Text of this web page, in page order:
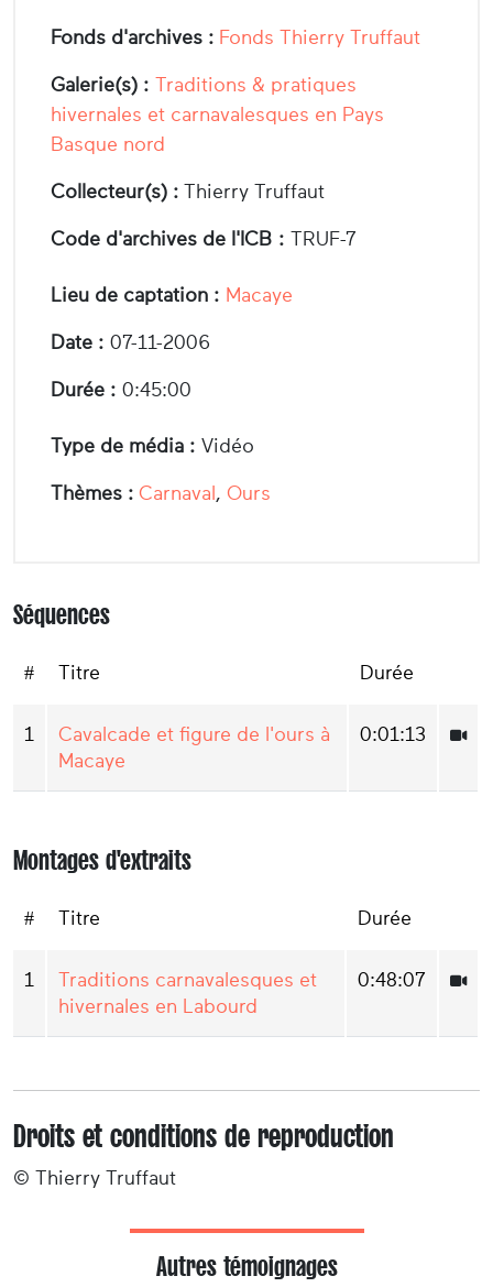
Fonds d'archives : Fonds Thierry Truffaut
Galerie(s) : Traditions & pratiques
hivernales et carnavalesques en Pays
Basque nord
Collecteur(s) : Thierry Truffaut
Code d'archives de l'ICB : TRUF-7
Lieu de captation : Macaye
Date : 07-11-2006
Durée : 0:45:00
Type de média : Vidéo
Thèmes : Carnaval , Ours
Séquences
# Titre Durée
1
Cavalcade et figure de l'ours à
Macaye
0:01:13
Montages d'extraits
# Titre Durée
1
Traditions carnavalesques et
hivernales en Labourd
0:48:07
Droits et conditions de reproduction
© Thierry Truffaut
Autres témoignages